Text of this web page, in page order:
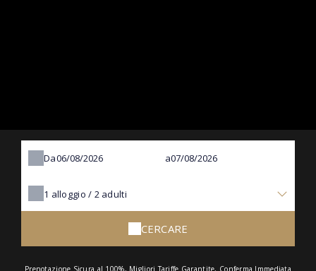
Da a
1 alloggio / 2 adulti
CERCARE
Prenotazione Sicura al 100%, Migliori Tariffe Garantite, Conferma Immediata